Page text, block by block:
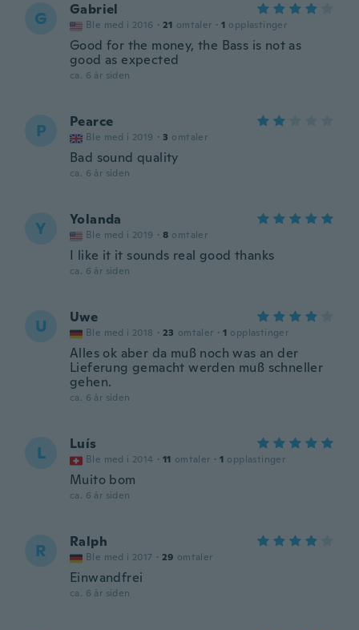
G Gabriel
Ble med i 2016 · 21 omtaler · 1 opplastinger
Good for the money, the Bass is not as
good as expected
ca. 6 år siden
P Pearce
Ble med i 2019 · 3 omtaler
Bad sound quality
ca. 6 år siden
Y Yolanda
Ble med i 2019 · 8 omtaler
I like it it sounds real good thanks
ca. 6 år siden
U Uwe
Ble med i 2018 · 23 omtaler · 1 opplastinger
Alles ok aber da muß noch was an der
Lieferung gemacht werden muß schneller
gehen.
ca. 6 år siden
L Luís
Ble med i 2014 · 11 omtaler · 1 opplastinger
Muito bom
ca. 6 år siden
R Ralph
Ble med i 2017 · 29 omtaler
Einwandfrei
ca. 6 år siden